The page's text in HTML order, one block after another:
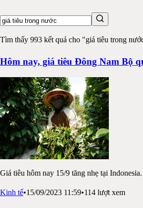
Tìm thấy 993 kết quả cho "giá tiêu trong
Hôm nay, giá tiêu Đông Nam Bộ
Giá tiêu hôm nay 15/9 tăng nhẹ tại
Kinh tế•15/09/2023 11:59•114 lượt xem